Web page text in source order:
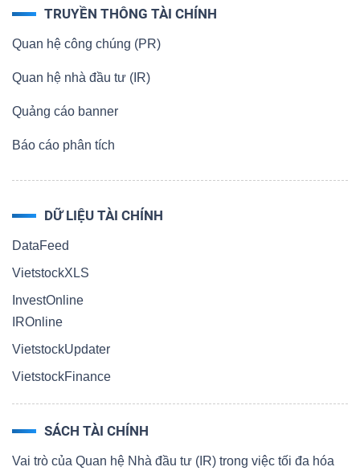
TRUYỀN THÔNG TÀI CHÍNH
Quan hệ công chúng (PR)
Quan hệ nhà đầu tư (IR)
Quảng cáo banner
Báo cáo phân tích
DỮ LIỆU TÀI CHÍNH
DataFeed
VietstockXLS
InvestOnline
IROnline
VietstockUpdater
VietstockFinance
SÁCH TÀI CHÍNH
Vai trò của Quan hệ Nhà đầu tư (IR) trong việc tối đa hóa
TẾ
GIỚI
ĐÔNG
DƯƠNG
CÁ